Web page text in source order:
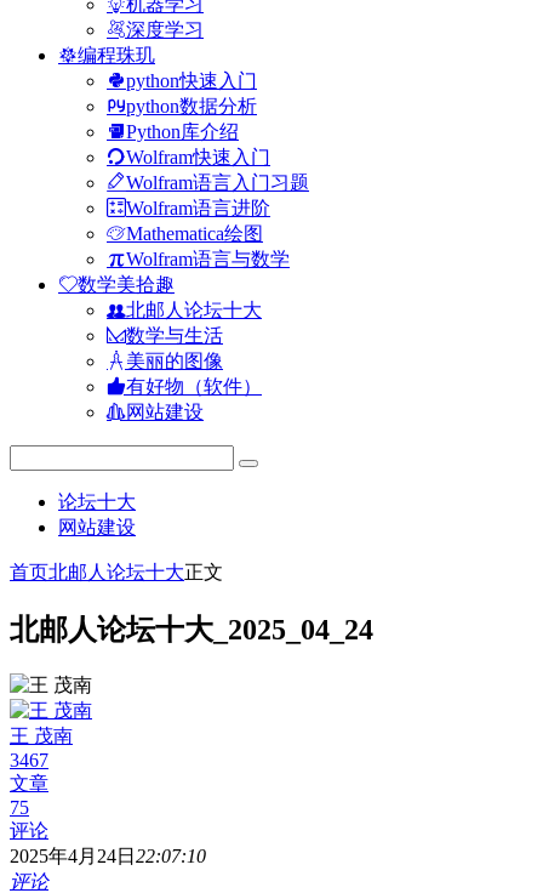
机器学习
深度学习
编程珠玑
python快速入门
python数据分析
Python库介绍
Wolfram快速入门
Wolfram语言入门习题
Wolfram语言进阶
Mathematica绘图
Wolfram语言与数学
数学美拾趣
北邮人论坛十大
数学与生活
美丽的图像
有好物（软件）
网站建设
论坛十大
网站建设
首页北邮人论坛十大正文
北邮人论坛十大_2025_04_24
王 茂南
3467
文章
75
评论
2025年4月24日 22:07:10
评论